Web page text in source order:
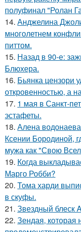
полуфинал "Ролан
14. Анджелина
многолетнем
питтом.
15. Назад в 90-е:
Блюхера.
16. Бьянка цензори
откровенностью, а
17. 1 мая в Санкт-
эстафеты.
18. Алена
Ксении Бородиной,
мужа как "Свою
19. Когда
Марго Робби?
20. Тома харди
в скуфы.
21. Звездный блеск
22. Зендая,